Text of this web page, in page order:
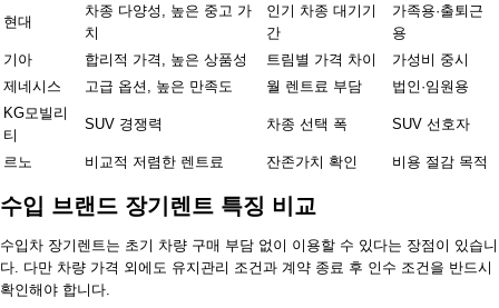
현대
차종 다양성, 높은 중고 가
치
인기 차종 대기기
간
가족용·출퇴근
용
기아
합리적 가격, 높은 상품성 트림별 가격 차이
가성비 중시
제네시스
고급 옵션, 높은 만족도 월 렌트료 부담
법인·임원용
KG모빌리
티
SUV 경쟁력 차종 선택 폭 SUV 선호자
르노 비교적 저렴한 렌트료 잔존가치 확인 비용 절감 목적
수입 브랜드 장기렌트 특징 비교
수입차 장기렌트는 초기 차량 구매 부담 없이 이용할 수 있다는 장점이 있습니
다. 다만 차량 가격 외에도 유지관리 조건과 계약 종료 후 인수 조건을 반드시
확인해야 합니다.